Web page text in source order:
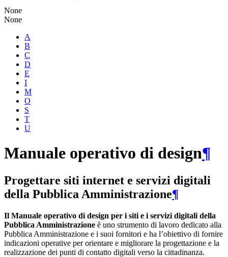
None
None
A
B
C
D
E
I
M
O
S
T
U
Manuale operativo di design¶
Progettare siti internet e servizi digitali
della Pubblica Amministrazione¶
Il Manuale operativo di design per i siti e i servizi digitali della
Pubblica Amministrazione è uno strumento di lavoro dedicato alla
Pubblica Amministrazione e i suoi fornitori e ha l’obiettivo di fornire
indicazioni operative per orientare e migliorare la progettazione e la
realizzazione dei punti di contatto digitali verso la cittadinanza.